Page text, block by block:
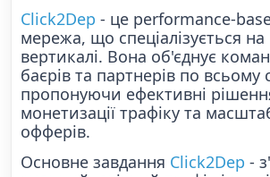
Click2Dep - це performance-
мережа, що спеціалізується на
вертикалі. Вона об'єднує
баєрів та партнерів по всьому
пропонуючи ефективні
монетизації трафіку та
офферів.
Основне завдання Click2Dep -